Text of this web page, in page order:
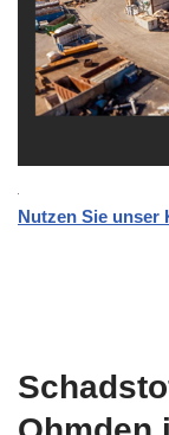
Nutzen Sie unser